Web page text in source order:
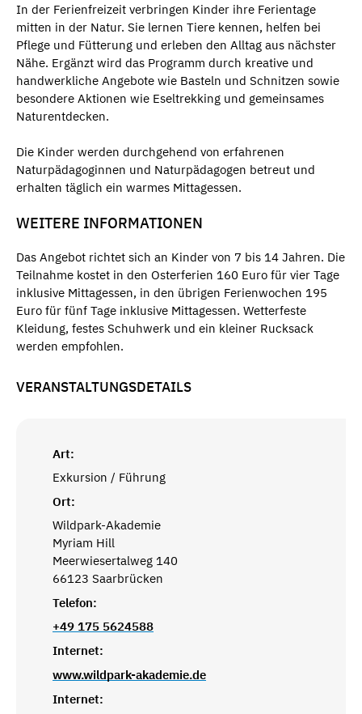
In der Ferienfreizeit verbringen Kinder ihre Ferientage
mitten in der Natur. Sie lernen Tiere kennen, helfen bei
Pflege und Fütterung und erleben den Alltag aus nächster
Nähe. Ergänzt wird das Programm durch kreative und
handwerkliche Angebote wie Basteln und Schnitzen sowie
besondere Aktionen wie Eseltrekking und gemeinsames
Naturentdecken.
Die Kinder werden durchgehend von erfahrenen
Naturpädagoginnen und Naturpädagogen betreut und
erhalten täglich ein warmes Mittagessen.
WEITERE INFORMATIONEN
Das Angebot richtet sich an Kinder von 7 bis 14 Jahren. Die
Teilnahme kostet in den Osterferien 160 Euro für vier Tage
inklusive Mittagessen, in den übrigen Ferienwochen 195
Euro für fünf Tage inklusive Mittagessen. Wetterfeste
Kleidung, festes Schuhwerk und ein kleiner Rucksack
werden empfohlen.
VERANSTALTUNGSDETAILS
Art:
Exkursion / Führung
Ort:
Wildpark-Akademie
Myriam Hill
Meerwiesertalweg 140
66123 Saarbrücken
Telefon:
+49 175 5624588
Internet:
www.wildpark-akademie.de
Internet: